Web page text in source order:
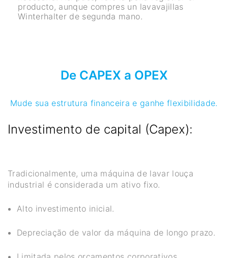
producto, aunque compres un lavavajillas
Winterhalter de segunda mano.
De CAPEX a OPEX
Mude sua estrutura financeira e ganhe flexibilidade.
Investimento de capital (Capex):
Tradicionalmente, uma máquina de lavar louça
industrial é considerada um ativo fixo.
Alto investimento inicial.
Depreciação de valor da máquina de longo prazo.